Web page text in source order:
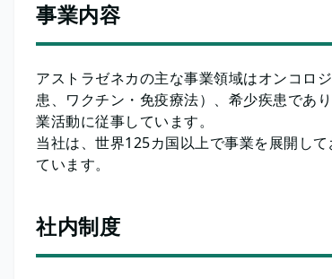
事業内容
アストラゼネカの主な事業領域はオンコロ
患、ワクチン・免疫療法）、希少疾患であ
業活動に従事しています。
当社は、世界125カ国以上で事業を展開し
ています。
社内制度